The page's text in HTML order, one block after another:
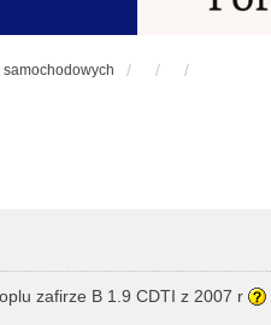
zafirze B 1.9 CDTI z 2007 r